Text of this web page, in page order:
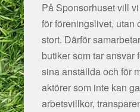
På Sponsorhuset vill
för föreningslivet, utan
stort. Därför
butiker som tar ansvar
sina anställda och för
aktörer som inte kan
arbetsvillkor,